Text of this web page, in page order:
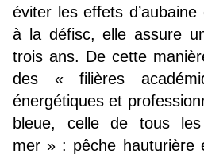
éviter les effets d’aubaine
à la défisc, elle assure
trois ans. De cette
des « filières
énergétiques et
bleue, celle de tous
mer » : pêche hauturière